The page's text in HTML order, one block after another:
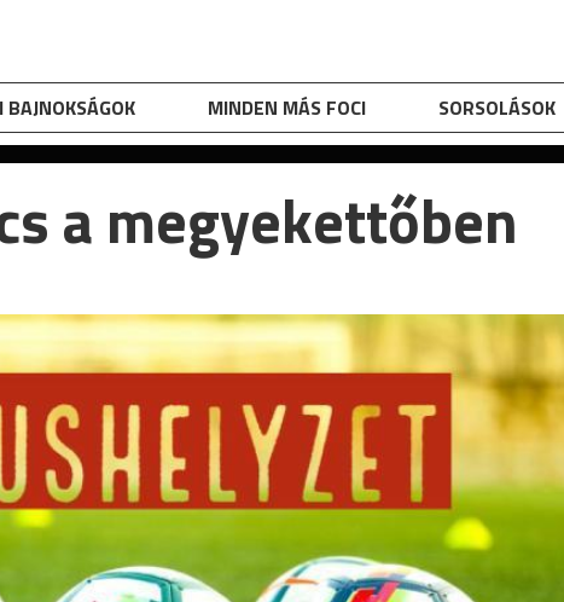
BAJNOKSÁGOK MINDEN MÁS FOCI SORSOLÁSOK
a megyekettőben